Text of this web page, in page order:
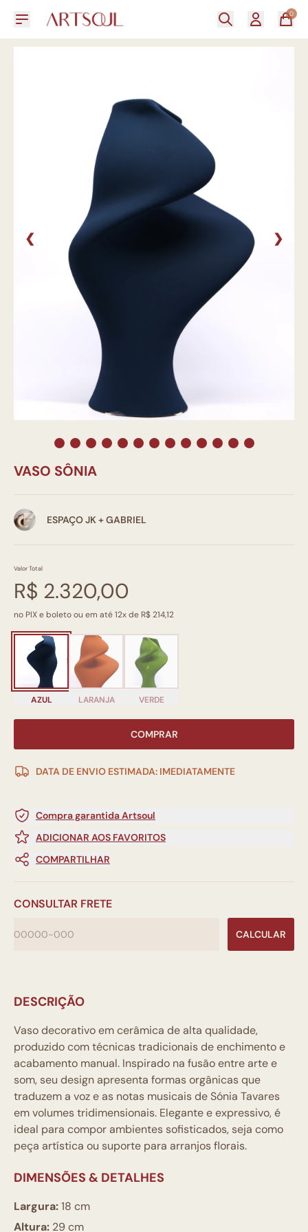
0
❮ ❯
VASO SÔNIA
ESPAÇO JK + GABRIEL
Valor Total
R$ 2.320,00
no PIX e boleto ou em até 12x de R$ 214,12
AZUL LARANJA VERDE
COMPRAR
DATA DE ENVIO ESTIMADA: IMEDIATAMENTE
Compra garantida Artsoul
ADICIONAR AOS FAVORITOS
COMPARTILHAR
CONSULTAR FRETE
CALCULAR
DESCRIÇÃO
Vaso decorativo em cerâmica de alta qualidade,
produzido com técnicas tradicionais de enchimento e
acabamento manual. Inspirado na fusão entre arte e
som, seu design apresenta formas orgânicas que
traduzem a voz e as notas musicais de Sónia Tavares
em volumes tridimensionais. Elegante e expressivo, é
ideal para compor ambientes sofisticados, seja como
peça artística ou suporte para arranjos florais.
DIMENSÕES & DETALHES
Largura:18 cm
Altura: 29 cm